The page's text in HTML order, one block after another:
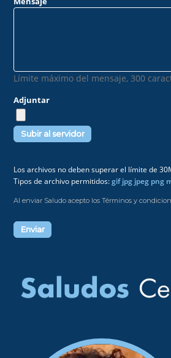
Límite máximo del mensaje, 300
Adjuntar
Los archivos no deben superar el límite de
Tipos de archivo permitidos:gif jpg jpeg png
Al enviar Saludo acepto los Términos y